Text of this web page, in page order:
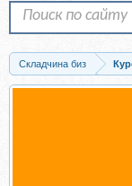
Складчина биз
Скачать [Московский